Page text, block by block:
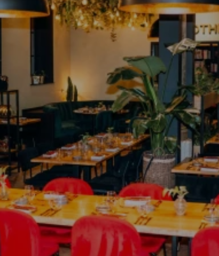
CATERING & KULINARIK
RESTAURANT1821
TÜB NGEN